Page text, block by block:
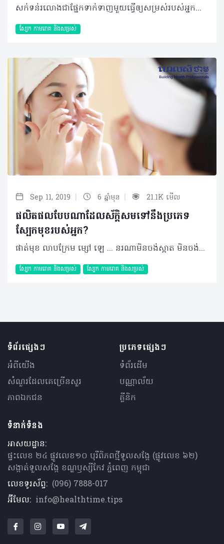
សក់ទន់រលោងជាផ្នែកទាក់ទាញមួយធ្វើឲ្យសម្រស់របស់អ្នកកើនឡើងទ្វេដង បើធៀបជាមួយផ្នែកផ្សេងៗនៃរាងកាយ ដែលពេលខ្លះវាទាមទារឲ្យមានការថែរក្សាស្ទើរស្មើនឹងផ្ទៃមុខរបស់អ្នក។ លើសពីនេះ ការមានទម្លាប់ល្អ និងចៀសវាងទម្លាប់អាក្រក់មួយចំនួនត្រូវបានណែនាំឲ្យអនុវត្តស្របគ្នាដើម្បីទទួលបានលទ្ធផលនៃការដែលមានសក់ស្អាតដូចការរំពឹងទុក។ តើអ្នកដឹងទេថាទម្លាប់មិនល្អដែលធ្វើឲ្យប៉ះពាល់ដល់សុខភាពសក់របស់អ្នកទាំងនោះមានអ្វីខ្លះ? ខាងក្រោមនេះ ជាកំហុសឆ្គងមួយចំនួន រួមចំណែកធ្វើឲ្យសក់ខូច ដែលអ្នកអាចនឹងកំពុង ឬធ្លាប់បានធ្វើ៖ កក់សក់ច្រើនដង៖ ការកក់សក់ញឹកញាប់អាចបិទសំណើមធម្មជាតិនៃសក់របស់អ្នកនិងធ្វើឲ្យសក់ប្រែទៅជាស្ងួតខ្លាំង ជាហេតុងាយនឹងធ្វើឲ្យបែកចុង។ អ្នកត្រូវប្រាកដថាបានកក់សាប៊ូសម្អាតសក់ ៣ដងក្នុងមួយសប្តាហ៍ ប្រសិនបើអ្នកប្រើប្រាស់ផលិតផលច្រើនលើសក់ អ្នកគួរលាងសម្អាតសក់របស់អ្នករៀងរាល់ ២ថ្ងៃម្តង ដោយធ្វើការជ្រើសរើសសាប៊ូឲ្យបានសមស្របតាមប្រភេទសក់របស់អ្នក។ អបសក់ដល់ស្បែកក្បាល៖ ការប្រើសាប៊ូអបសក់រហូតដល់ស្បែកក្បាល និងទុកវាយូរពេក អាចបណ្តាលឲ្យស្ទះគល់សក់ និងចូលរួមបង្អាក់ការលូតលាស់នៃសក់។ ដូចនេះអ្នកគួរអបតែលើសរសៃសក់ពិសេសផ្តោតលើចុងសក់ ហើយរក្សាវាទុកយូរបំផុតត្រឹម ១ទៅ២នាទីប៉ុណ្ណោះ ទើបអ្នកអាចទទួលបានគុណប្រយោជន៍ដ៏ស័ក្តិសម។ សិតសក់ខុសពេល៖ ព្យាយាមកុំសិតសក់របស់អ្នកភ្លាមៗ បន្ទាប់ពីងូតទឹករួច ព្រោះការសិតសក់ទាំងដែលនៅសើមជាមូលហេតុចម្បងធ្វើឲ្យសក់ខូច កណ្តាញ់និងសំពោង។ អ្នកអាចទុកសក់របស់អ្នកឲ្យស្ងួតដោយជូតសម្ងួតជាមួយកន្សែងរួចយកម្រាមដៃទៅសិតជំនួស ឬសិតដោយប្រើក្រាស់ដែលមានធ្មេញធំៗ និងទន់ល្អ ទើបជាការប្រសើរ។ ងូតទឹកក្តៅញឹកញាប់ពេក៖ មនុស្សភាគច្រើនចូលចិត្តងូតទឹកក្តៅជាប្រចាំ ថែមទាំងលាងជម្រះសក់ក្បាល ក្នុងហេតុផលមួយចំនួននិងទម្លាប់ដែលមិនអាចអត់បាន។ ដោយភ្លេចថា ទឹកក្តៅអាចធ្វើឲ្យប្រែពណ៌សក់ និងបំផ្លាញក្រពេញផលិតប្រេងរបស់សក់ទៀតផង។ បើតាមការណែនាំរបស់អ្នកជំនាញដើម្បីរក្សាការផលិតប្រេងធម្មជាតិនៃស្បែកក្បាលគួរលាងសម្អាតសក់ ឬងូតទឹកក្តៅឧណ្ហៗ ត្រឹម២ដងក្នុងមួយសប្តាហ៍ជាការប្រសើរ។ ប្រើម៉ាស៊ីនសម្ងួត-គាប-រមូរ-កឹប សក់ជាប្រចាំ៖ តាមការស្រាវជ្រាវនៅឆ្នាំ២០១១បានរាយការណ៍ថាការប្រើប្រាស់ម៉ាស៊ីនសម្ងួតសក់ជាមូលហេតុចម្បងបំផ្លាញសក់ផ្នែកខាងលើ ជាងការធ្វើឲ្យសក់ស្ងួតបែបធម្មជាតិ។ ជាការពិត ការប្រើប្រាស់ម៉ាសុីនផ្លុំសក់ក្នុងប្រវែង ១៥សង់ទីម៉ែត្រពីសរសៃសក់ជាមួយចលនាទៅមកបន្តបន្ទាប់ អាចបំផ្លាញសក់ក្នុងកម្រិតតិចតួច។ ក្រៅពីនេះ ការធ្វើម៉ូតសក់ដូចជា គាប ឬរមូរសក់អាចជំរុញឲ្យសក់ងាយជ្រុះបានបើអ្នកអនុវត្តវាញឹកញាប់ហួសពេក ឬរាល់ថ្ងៃ។ បើអាចអ្នកគួរធ្វើវាត្រឹមតែ ៣ដងក្នុងមួយសប្តាហ៍ និងប្រើកម្តៅតិចៗទើបជាការល្អ ដើម្បីអាចកាត់បន្ថយបញ្ហាបែកចុងបានផងដែរ។ និយមហែលទឹកក្នុងអាងជាប្រចាំ៖ នៅឆ្នាំ ២០០០មានការសិក្សាមួយ បង្ហាញពីការស្រាវជ្រាវពិនិត្យទៅលើអ្នកជំនាញហែលទឹក៦៧នាក់ និងអ្នកមិនចេះហែលទឹក ៥៤នាក់ ហើយរកឃើញថា ៦១%នៃអ្នកចេះហែលទឹក និងចូលចិត្តហែលទឹកក្នុងអាងញឹកញាប់ប្រឈមជាមួយការប្ដូរពណ៌សក់ បើធៀបនឹងអ្នកមិនហែលទឹក។ ដូចនេះ ប្រសិនបើអ្នកចូលចិត្តការហែលទឹក ពិសេសក្នុងអាងហែលទឹក ទោះញឹកញាប់ ឬមិនញឹកញាប់ក្តីអ្នកគួរពាក់មួកការពារកុំឲ្យទឹកប៉ះសក់របស់អ្នកបាន។ ម៉្យាងអ្នកត្រូវប្រាកដថា បានងូតទឹកសម្អាតខ្លួន និងសក់ បន្ទាប់ពីអ្នកហែលទឹករួចភ្លាមៗដោយមិនត្រូវទុកឲ្យសក់របស់អ្នកដែលប៉ះជាមួយទឹកក្នុងអាងនោះស្ងួតខ្លួនឯងដោយមិនបានលាងសម្អាតឡើយ។ ផ្តល់អាហារឲ្យសក់មិនបានគ្រប់គ្រាន់៖ សក់របស់អ្នកត្រូវការបំផុតនូវសារធាតុចិញ្ចឹមសមស្របទាំងការទទួលទាននូវប្រភេទអាហារមានប្រូតេអុីន វីតាមីន និងសារធាតុរ៉ែគ្រប់គ្រាន់។ ម៉្យាងទៀត ការផ្តល់ឲ្យដោយផ្ទាល់ពីការប្រើប្រេង ឬអាហារបំប៉នលើសរសៃសក់ផ្ទាល់ ក៏ជាភាពចាំបាច់មួយ ក្នុងគោលបំណងបង្កើនការការពារនិងរក្សាភាពស្រស់ស្អាតបានយូរអង្វែង។ អត្ថបទ៖ ដកស្រង់ចេញពីទស្សនាវដ្ដី ហេលស៍ថាម ប្រូ លេខ ៨១ 2019 រក្សាសិទ្ធិគ្រប់យ៉ាង​ដោយ Healthtime Corporation ចំពោះគ្រប់អត្ថបទដោយគ្មានផ្នែកណាមួយត្រូវបោះពុម្ពផ្សាយចូលប្រព័ន្ធអុីនធឺណែតឧបករណ៍អេឡិចត្រូនិកអាត់ជាសំឡេងឬថតចំលងគ្រប់រូបភាពដោយគ្មានការអនុញ្ញាតឡើយ
ស្បែក កាមរោគ​ និងសម្រស់
Sep 11, 2019 | 6 ឆ្នាំមុន | 21.1K មើល
ផលិតផលបែបណាដែលស័ក្តិសមទៅនឹងប្រភេទ
ស្បែកមុខរបស់អ្នក?
ផាត់មុខ លាបក្រែម ម្សៅ ឡេ ... នរណាមិនចង់ស្អាត មិនចង់ល្អ មិនចង់លើកតម្កើងសម្រស់ឲ្យកាន់តែស្រស់ស្អាតក្មេងជាងវ័យ និងគួរឲ្យទាក់ទាញនោះ? មនុស្សចាស់ក្មេង ស្រីប្រុសតែងតែចង់សាកល្បងចំណាយថវិកាប្រើផលិតផលជំនួយទៅតាមធនធានមិនថាគេមិនថាខ្ញុំនោះទេ។ ប៉ុន្តែតើគួរជ្រើសរើសផលិតផលបែបណាឲ្យសម និងត្រូវតាមប្រភេទស្បែកមុខ? ខាងក្រោមនេះ អ្នកនឹងបានដឹងអំពីជំហានសំខាន់ៗនៃការថែរក្សាស្បែកនិងប្រភេទផលិតផលដែលត្រូវប្រើទៅតាមស្បែកមុខរបស់អ្នក។ ពេលណាអ្នកគួរលាងសម្អាតស្បែកមុខ? អ្នកអាចធ្វើឲ្យស្បែករបស់អ្នកកាន់តែស្ងួត ដោយការលុបលាងមុខច្រើនដងពេក។ ដូច្នេះការលាងសម្អាតមុខ (ដោយហ្វូមលាងមុខ) ត្រឹមតែម្តង ទៅពីរដងក្នុងមួយថ្ងៃគឺចាត់ទុកថាគ្រប់គ្រាន់ហើយ។ នាពេលព្រឹកត្រូវលាងសម្អាតផ្ទៃមុខរបស់អ្នកជាមួយទឹកក្តៅឧណ្ហៗ។ ប្រើកន្សែងពោះគោទន់ៗដើម្បីផ្ដិតជាតិទឹកចេញឲ្យស្ងួត។ នៅពេលយប់លាងសម្អាតជាមួយហ្វូម ឬទឹកសម្អាតស្បែកមុខដែលអាចជួយកម្ចាត់រាល់មេរោគ និងគ្រឿងសម្អាងបានយ៉ាងល្អ។ ប្រសិនបើអ្នកធ្វើលំហាត់ប្រាណ លេងកីឡា អ្នកអាចលាងសម្អាតម្តងទៀត បន្ទាប់ពីបញ្ចប់សកម្មភាពទាំងនោះដោយហ្វូមលាងមុខប្រភេទស្រាល។ ជាក់ស្ដែងការលាងសម្អាត និងប្រើប្រាស់ផលិតផលណាមួយលើស្បែកមុខ ក៏អាចប្រែប្រួលទៅតាមសភាពស្បែករបស់បុគ្គលម្នាក់ៗផងដែរ ដែលរួមមាន៖ ស្បែកមុខធម្មតា (Normal Skin) អ្នកដែលមានស្បែកមុខស្អាតគ្មានមុន គ្មានជាតិខ្លាញ់ពិតជាគិតថាមិនចាំបាច់ប្រើប្រាស់ផលិតផលសម្រាប់ការពារស្បែកនោះទេប៉ុន្តែការគិតបែបនេះគឺខុសហើយ។ ជាក់ស្តែង អ្នកគួរតែជ្រើសរើសការប្រើប្រាស់ផលិតផល ឬគ្រឿងសម្អាងសម្រាប់ការពារបន្ថែមដើម្បីការពារស្បែកមុខពីការកើតមុនធ្វើឲ្យស្បែកមុខមានសំណើម និងទន់រលោងរហូត។ សម្រាប់ករណីផ្ទៃមុខរបស់អ្នកមានសភាពធម្មតាបែបនេះ អ្នកគួរជ្រើសរើសផលិតផលដែលសមស្របនឹងស្បែកដូចជា ហ្វូម ឬជែលលាងសម្អាតមុខដែលមានផ្ទុកទឹកដោះគោ ថូនឺរដែលគ្មានផ្ទុកជាតិអាល់កុល (អេតាណុល) ក្រែមការពារសំណើម SPF ៤០ឡើង និងសេរ៉ូមជំនួយស្បែកប្រឆំាងអុកស៊ីតកម្មដែលផ្ទុកដោយសារធាតុវីតាមីន C ។ ស្បែកមុខស្ងួត (Dry Skin) ថែទាំស្បែកឲ្យសមស្របសម្រាប់អ្នកដែលមានមុខស្ងួត ពួកគេតែងតែគិតថាតើគួរតែប្រើប្រាស់ផលិតផលអ្វី ដើម្បីឲ្យស័ក្តិសមជាមួយនឹងសាច់មុខរបស់ពួកគេ។ គន្លឹះសំខាន់ក្នុងការថែទាំស្បែកមុខដែលមានរន្ធរោមធំ ស្ថិតនៅលើការរក្សាអនាម័យ មិនឲ្យមានភាពកខ្វក់សេសសល់ក្នុងរន្ធរោមរួមទាំងការបន្ថែមជាតិសំណើមក្នុងកម្រិតដែលសមស្រប សុទ្ធតែអាចជួយឲ្យរន្ធរោមមើលទៅតូចជាងមុនបាន។ ជាពិសេសអាចជ្រើសរើសប្រើផលិតផលសម្អាតស្បែកមុខដែលមានសមាសធាតុផ្សំពីអាស៊ីតគ្លីកូលិក និងសាលីស៊ីលិក ផលិតផលបែបជែល ព្រោះជែលមិនត្រឹមតែជួយសម្អាតស្បែកមុខប៉ុណ្ណោះទេប៉ុន្ដែវាថែមទាំងជួយចិញ្ចឹមស្បែកមុខអ្នកទៀតផង។ លើសពីនេះវាជួយផ្ដល់ឲ្យស្បែកមុខអ្នកមានសំណើម និងមិនបណ្តាលឲ្យរលាក ហើយវាស័ក្តិសមចំពោះគ្រប់ប្រភេទស្បែកទាំងអស់ដូចជាស្បែកស្ងួត ស្បែកដែលមានជាតិខ្លាញ់ និងស្បែកឆាប់ប្រតិកម្ម។ បន្ថែមពីនេះ អ្នកត្រូវធ្វើការលាងសម្អាតឲ្យបានទៀងទាត់ មួយថ្ងៃ ២ដង ពេលព្រឹក និងយប់ ប្រើទឹករ៉ែសម្រាប់សម្អាតផ្ទៃមុខ សេរ៉ូមដែលមានសារធាតុ Retinol និងកម្ចាត់កោសិកាស្បែកចាស់ៗចេញជាដើម។ ស្បែកមុខខ្លាញ់ (Oily Skin) ស្បែកមានជាតិប្រេងមើលទៅមានសភាពរលើប មានខ្លាញ់ច្រើន ហើយក៏អាចមានរន្ធញើសធំៗដែរ ពិសេសនៅតំបន់អក្សរធី (T)។ អ្នកគួរប្រើហ្វូមលាងសម្អាតមុខដែលគ្មានជាតិប្រេង លាងសម្អាតដោយប្រើទឹកឲ្យច្រើន (ទឹកក្តៅឧណ្ហៗ)។ បន្ថែមពីនោះ អ្នកក៏អាចប្រើថូនឺរលាបមុខជាមួយសេរ៉ូមដែលមានសារធាតុ Retinol បន្ទាប់ពីសម្អាតមុខរួច ព្រោះវាអាចជួយកាត់បន្ថយជាតិប្រេង ប៉ុន្តែក៏ត្រូវប្រយ័ត្នដែរ ព្រោះស្បែករបស់អ្នកអាចនឹងមានអាការៈរមាស់បាន។ ស្បែកងាយរងប្រតិកម្ម (Sensitive Skin) ស្បែកងាយប្រតិកម្ម អាចនឹងឆាប់មានការឈឺចាប់រោល ឬរមាស់ បន្ទាប់ពីអ្នកបានប្រើផលិតផលផ្សេងៗព្រមទាំងមានលក្ខណៈស្តើង ហើយក្រហមឃើញសរសៃ។ ស្បែកបែបនេះគួរតែសម្អាតថ្នមៗ ជាមួយទឹកក្តៅតិចៗ ហើយត្រូវចាំជានិច្ចថារាល់ពេលធ្វើឲ្យស្ងួតគឺត្រូវផ្តិតមិនមែនជូតនោះទេ។ ការខាត់ស្បែកអាចធ្វើឲ្យស្បែករមាស់ ដូច្នេះគួរព្យាយាមកុំប្រើផលិតផលណាដែលមានជាតិអាល់កុល សាប៊ូ អាស៊ីត ឬក្លិន ហើយងាកមករកមើលផលិតផលណាដែលផ្សំពីប្រទាលកន្ទុយក្រពើ ជែលសម្អាតមុខ ឡេលាបមុខដែលមាន SPF៣០ឡើង ឬតែបៃតងវិញប្រសើរជាង។ សារធាតុផ្សំនៅក្នុងផលិតផលដែលអ្នកប្រើកាន់តែតិច គឺកាន់តែល្អសម្រាប់ស្បែករបស់អ្នក។ គួរបញ្ជាក់ផងដែរថា ការផ្តល់សំណើមប្រហែលជាអាចការពារស្បែកអ្នកបានមួយរយៈពីកម្តៅថ្ងៃ ប៉ុន្តែស្បែករបស់អ្នកអាចទ្រាំទ្រជាមួយកម្តៅថ្ងៃបានត្រឹមតែ ១៥នាទីប៉ុណ្ណោះ បើលើសពីនេះវាពិតជាបំផ្លាញស្បែកអ្នកមិនខាន។ មិនថាអ្នកនៅក្មេង ឬជាមនុស្សចាស់នោះទេ កុំភ្លេចលាបឡេការពារកម្តៅថ្ងៃឲ្យសោះ។ អត្ថបទ៖ ដកស្រង់ចេញពីទស្សនាវដ្ដី ហេលស៍ថាម ប្រូ លេខ ៨១ 2019 រក្សាសិទ្ធិគ្រប់យ៉ាង​ដោយ Healthtime Corporation ចំពោះគ្រប់អត្ថបទដោយគ្មានផ្នែកណាមួយត្រូវបោះពុម្ពផ្សាយចូលប្រព័ន្ធអុីនធឺណែតឧបករណ៍អេឡិចត្រូនិកអាត់ជាសំឡេងឬថតចំលងគ្រប់រូបភាពដោយគ្មានការអនុញ្ញាតឡើយ
ស្បែក កាមរោគ​ និងសម្រស់ ស្បែក កាមរោគ​ និងសម្រស់
ទំព័រផ្សេងៗ
អំពីយើង
សំណួរ​ដែលគេ​ច្រើន​សួរ
ភាពឯកជន
ប្រភេទផ្សេងៗ
ទំព័រដើម
បណ្ណាល័យ
គ្លីនិក
ទំនាក់ទំនង
អាសយដ្ឋាន:
ផ្ទះលេខ ២៤ ផ្លូវលេខ១០ បុរីពិភពថ្មីទួលសង្កែ (ផ្លូវលេខ ៦២)
សង្កាត់ទួលសង្កែ ខណ្ឌឫស្សីកែវ ភ្នំពេញ កម្ពុជា
លេខទូរស័ព្ទ: (096) 7888-017
អ៊ីមែល: info@healthtime.tips